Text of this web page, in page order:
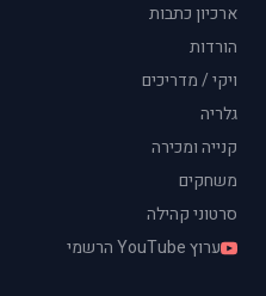
ארכיון כתבות
הורדות
ויקי / מדריכים
גלריה
קנייה ומכירה
משחקים
סרטוני קהילה
ערוץ YouTube הרשמי